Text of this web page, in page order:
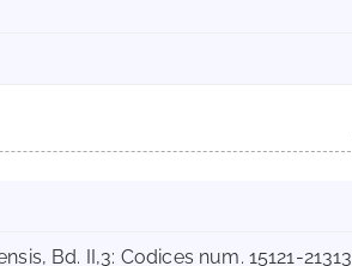
Bd. II,3: Codices num. 15121-21313